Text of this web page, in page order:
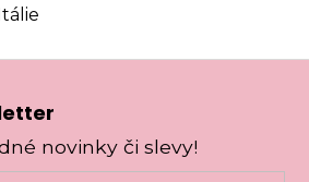
novinky či slevy!